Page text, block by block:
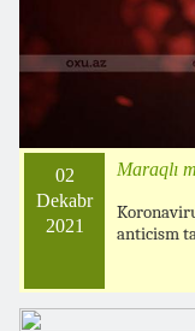
02
Dekabr
2021
Maraqlı
anticism